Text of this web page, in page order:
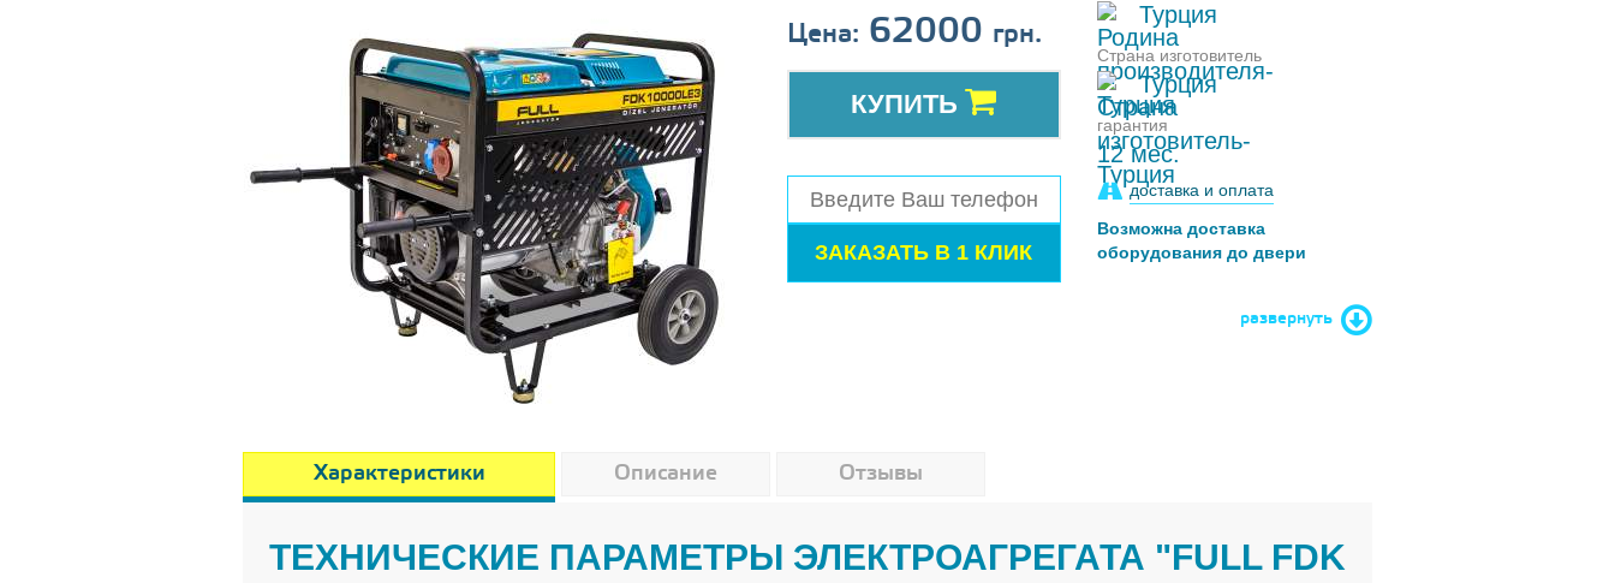
Цена: 62000 грн.
КУПИТЬ
Турция
Страна изготовитель
Турция
гарантия
12 мес.
доставка и оплата
Возможна доставка
оборудования до двери
развернуть
Характеристики Описание Отзывы
ТЕХНИЧЕСКИЕ ПАРАМЕТРЫ ЭЛЕКТРОАГРЕГАТА "FULL FDK